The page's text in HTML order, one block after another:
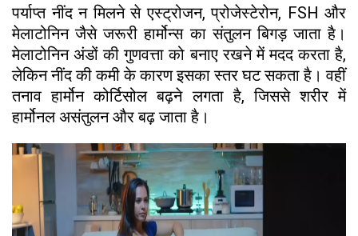
पर्याप्त नींद न मिलने से एस्ट्रोजन, प्रोजेस्टेरोन, FSH और
मेलाटोनिन जैसे जरूरी हार्मोन्स का संतुलन बिगड़ जाता है।
मेलाटोनिन अंडों की गुणवत्ता को बनाए रखने में मदद करता है,
लेकिन नींद की कमी के कारण इसका स्तर घट सकता है। वहीं
तनाव हार्मोन कोर्टिसोल बढ़ने लगता है, जिससे शरीर में
हार्मोनल असंतुलन और बढ़ जाता है।